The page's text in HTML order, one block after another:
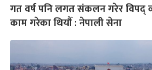
गत वर्ष पनि लगत संकलन गरेर विपद्
काम गरेका थियौँ : नेपाली सेना